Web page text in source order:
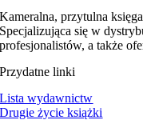
Kameralna, przytulna
Specjalizująca się w
profesjonalistów, a także
Przydatne linki
Lista wydawnictw
Drugie życie książki